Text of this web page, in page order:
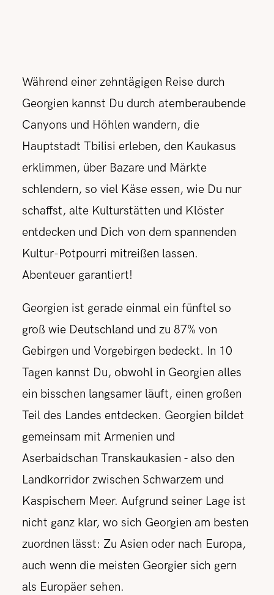
Während einer zehntägigen Reise durch
Georgien kannst Du durch atemberaubende
Canyons und Höhlen wandern, die
Hauptstadt Tbilisi erleben, den Kaukasus
erklimmen, über Bazare und Märkte
schlendern, so viel Käse essen, wie Du nur
schaffst, alte Kulturstätten und Klöster
entdecken und Dich von dem spannenden
Kultur-Potpourri mitreißen lassen.
Abenteuer garantiert!
Georgien ist gerade einmal ein fünftel so
groß wie Deutschland und zu 87% von
Gebirgen und Vorgebirgen bedeckt. In 10
Tagen kannst Du, obwohl in Georgien alles
ein bisschen langsamer läuft, einen großen
Teil des Landes entdecken. Georgien bildet
gemeinsam mit Armenien und
Aserbaidschan Transkaukasien - also den
Landkorridor zwischen Schwarzem und
Kaspischem Meer. Aufgrund seiner Lage ist
nicht ganz klar, wo sich Georgien am besten
zuordnen lässt: Zu Asien oder nach Europa,
auch wenn die meisten Georgier sich gern
als Europäer sehen.